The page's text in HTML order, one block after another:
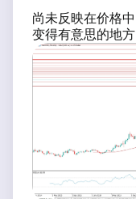
尚未反映在价格
变得有意思的地方